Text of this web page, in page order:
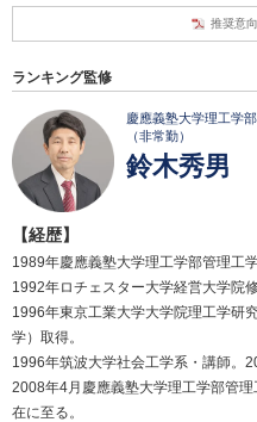
推奨意
ランキング監修
慶應義塾大学理工学
（非常勤）
鈴木秀男
【経歴】
1989年慶應義塾大学理工学部管理工学
1992年ロチェスター大学経営大学院
1996年東京工業大学大学院理工学研
学）取得。
1996年筑波大学社会工学系・講師。
2008年4月慶應義塾大学理工学部管
在に至る。